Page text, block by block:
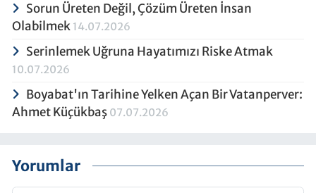
Sorun Üreten Değil, Çözüm Üreten İnsan
Olabilmek 14.07.2026
Serinlemek Uğruna Hayatımızı Riske Atmak
10.07.2026
Boyabat'ın Tarihine Yelken Açan Bir Vatanperver:
Ahmet Küçükbaş 07.07.2026
Yorumlar